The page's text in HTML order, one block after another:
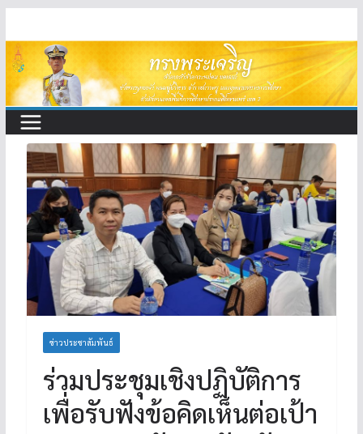
to
content
ข่าวประชาสัมพันธ์
ร่วมประชุมเชิงปฏิบัติการ
เพื่อรับฟังข้อคิดเห็นต่อเป้า